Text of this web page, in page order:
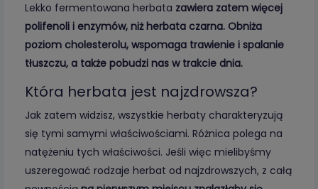
Lekko fermentowana herbata zawiera zatem więcej
polifenoli i enzymów, niż herbata czarna. Obniża
poziom cholesterolu, wspomaga trawienie i spalanie
tłuszczu, a także pobudzi nas w trakcie dnia.
Która herbata jest najzdrowsza?
Jak zatem widzisz, wszystkie herbaty charakteryzują
się tymi samymi właściwościami. Różnica polega na
natężeniu tych właściwości. Jeśli więc mielibyśmy
uszeregować rodzaje herbat od najzdrowszych, z całą